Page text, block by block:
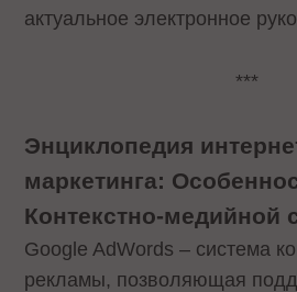
актуальное электронное
***
Энциклопедия
маркетинга:
Контекстно-медийной
Google AdWords – система
рекламы, позволяющая